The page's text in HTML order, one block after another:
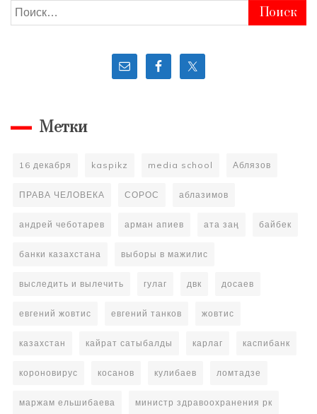
Найти:
Метки
16 декабря kaspikz media school Аблязов
ПРАВА ЧЕЛОВЕКА СОРОС аблазимов
андрей чеботарев арман апиев ата заң байбек
банки казахстана выборы в мажилис
выследить и вылечить гулаг двк досаев
евгений жовтис евгений танков жовтис
казахстан кайрат сатыбалды карлаг каспибанк
короновирус косанов кулибаев ломтадзе
маржам ельшибаева министр здравоохранения рк